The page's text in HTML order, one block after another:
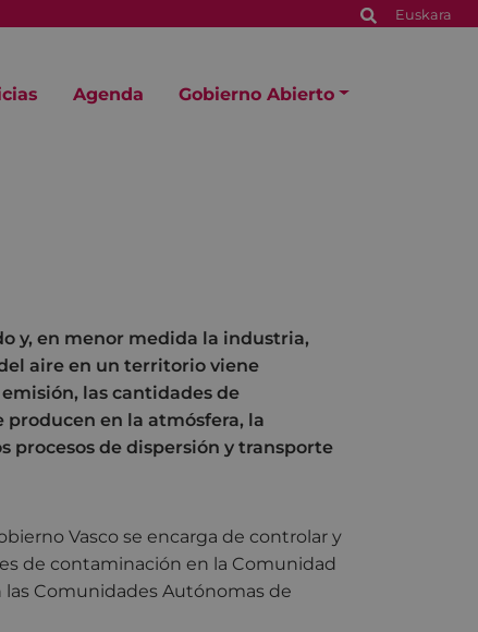
Euskara
Agenda Gobierno Abierto
y, en menor medida la industria,
aire en un territorio viene
las cantidades de
en la atmósfera, la
procesos de dispersión y transporte
Vasco se encarga de controlar y
de contaminación en la Comunidad
Comunidades Autónomas de